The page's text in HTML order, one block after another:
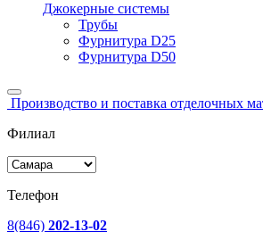
Джокерные системы
Трубы
Фурнитура D25
Фурнитура D50
Производство и поставка отделочных
Филиал
Телефон
8(846) 202-13-02